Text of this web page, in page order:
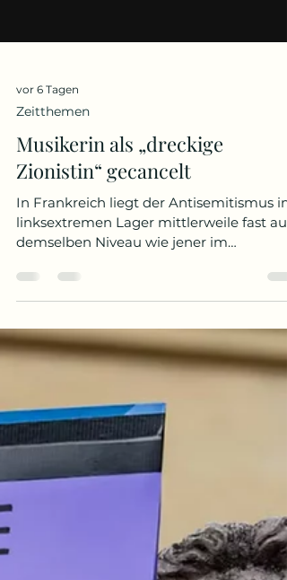
vor 6 Tagen
Zeitthemen
Musikerin als „dreckige
Zionistin“ gecancelt
In Frankreich liegt der Antisemitismus im
demselben Niveau wie jener im
rechtsextremen Am 18. Juli betrat DJ
Barbara Butch vor fünftausend
Zuschauern in Grenoble eine
Freiluftbühne. Sogleich begannen gut
fünfundvierzigjährige französische
Musikerin auszubuhen. Trillerpfeifen
übertönten das Set, Mittelfinger wurden
gereckt, bald flogen Wurfgeschosse in
Richtung Mischpult. Nach etwa zwanzig